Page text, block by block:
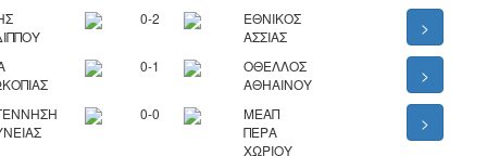
0-2
ΕΘΝΙΚΟΣ
ΑΣΣΙΑΣ
>
0-1
ΟΘΕΛΛΟΣ
ΑΘΗΑΙΝΟΥ
>
0-0
ΜΕΑΠ
ΠΕΡΑ
ΧΩΡΙΟΥ
>